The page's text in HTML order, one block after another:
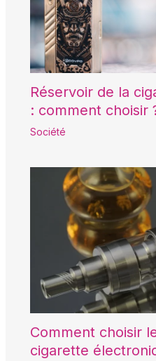
Réservoir de la
: comment choisir
Société
Comment choisir
cigarette